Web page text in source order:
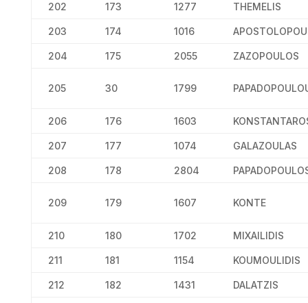
202 173 1277 THEMELIS
203 174 1016
204 175 2055 ZAZOPOULOS
205 30 1799
206 176 1603
207 177 1074 GALAZOULAS
208 178 2804
209 179 1607 KONTE
210 180 1702 MIXAILIDIS
211 181 1154 KOUMOULIDIS
212 182 1431 DALATZIS